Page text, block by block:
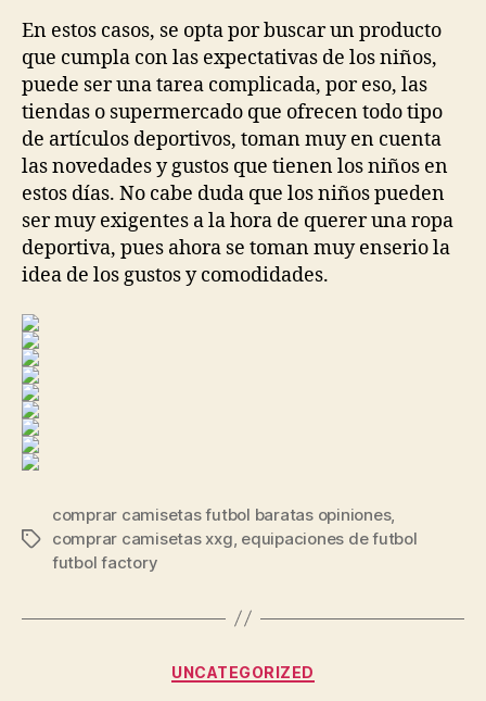
entrada
entrada
En estos casos, se opta por buscar un producto
que cumpla con las expectativas de los niños,
puede ser una tarea complicada, por eso, las
tiendas o supermercado que ofrecen todo tipo
de artículos deportivos, toman muy en cuenta
las novedades y gustos que tienen los niños en
estos días. No cabe duda que los niños pueden
ser muy exigentes a la hora de querer una ropa
deportiva, pues ahora se toman muy enserio la
idea de los gustos y comodidades.
Etiquetas
comprar camisetas futbol baratas opiniones,
comprar camisetas xxg equipaciones de futbol
futbol factory
Categorías
UNCATEGORIZED